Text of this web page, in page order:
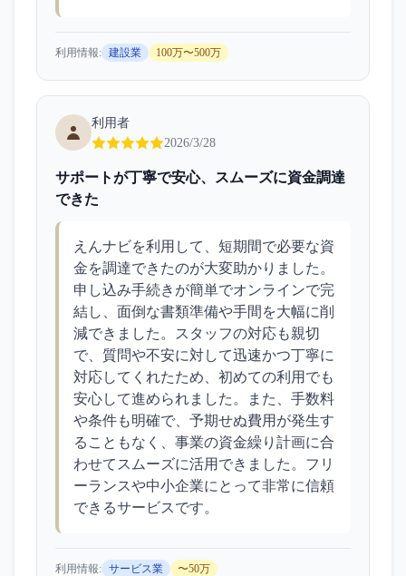
利用情報: 建設業 100万〜500万
利用者
2026/3/28
サポートが丁寧で安心、スムーズに資金調達
できた
えんナビを利用して、短期間で必要な資
金を調達できたのが大変助かりました。
申し込み手続きが簡単でオンラインで完
結し、面倒な書類準備や手間を大幅に削
減できました。スタッフの対応も親切
で、質問や不安に対して迅速かつ丁寧に
対応してくれたため、初めての利用でも
安心して進められました。また、手数料
や条件も明確で、予期せぬ費用が発生す
ることもなく、事業の資金繰り計画に合
わせてスムーズに活用できました。フリ
ーランスや中小企業にとって非常に信頼
できるサービスです。
利用情報: サービス業 〜50万